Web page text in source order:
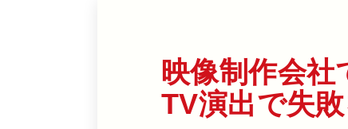
映像制作会
TV演出で​失